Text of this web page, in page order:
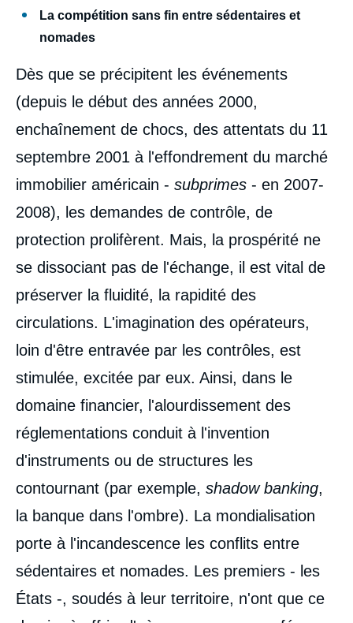
La compétition sans fin entre sédentaires et
nomades
Dès que se précipitent les événements
(depuis le début des années 2000,
enchaînement de chocs, des attentats du 11
septembre 2001 à l'effondrement du marché
immobilier américain - subprimes - en 2007-
2008), les demandes de contrôle, de
protection prolifèrent. Mais, la prospérité ne
se dissociant pas de l'échange, il est vital de
préserver la fluidité, la rapidité des
circulations. L'imagination des opérateurs,
loin d'être entravée par les contrôles, est
stimulée, excitée par eux. Ainsi, dans le
domaine financier, l'alourdissement des
réglementations conduit à l'invention
d'instruments ou de structures les
contournant (par exemple, shadow banking,
la banque dans l'ombre). La mondialisation
porte à l'incandescence les conflits entre
sédentaires et nomades. Les premiers - les
États -, soudés à leur territoire, n'ont que ce